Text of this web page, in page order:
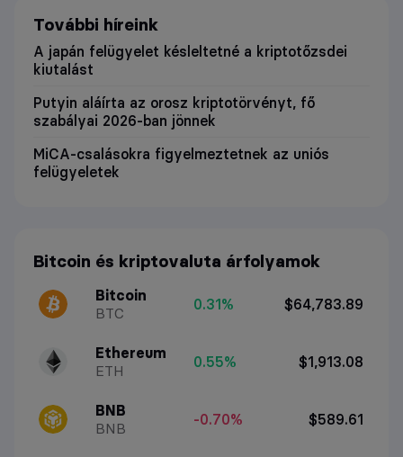
További híreink
A japán felügyelet késleltetné a kriptotőzsdei
kiutalást
Putyin aláírta az orosz kriptotörvényt, fő
szabályai 2026-ban jönnek
MiCA-csalásokra figyelmeztetnek az uniós
felügyeletek
Bitcoin és kriptovaluta árfolyamok
Bitcoin
BTC
0.31% $64,783.89
Ethereum
ETH
0.55% $1,913.08
BNB
BNB
-0.70% $589.61